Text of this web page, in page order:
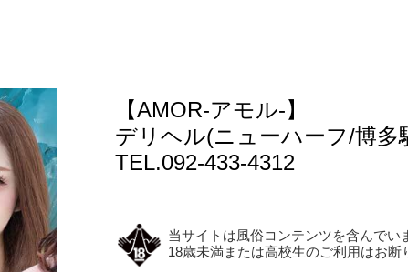
当サイトは風俗コンテンツを含んでい
18歳未満または高校生のご利用はお断
【AMOR-アモル-】
デリヘル(ニューハーフ/博多
TEL.092-433-4312